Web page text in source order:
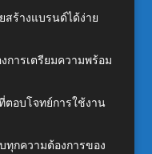
สร้างแบรนด์ได้ง่าย
การเตรียมความพร้อม
อบโจทย์การใช้งาน
กความต้องการของ